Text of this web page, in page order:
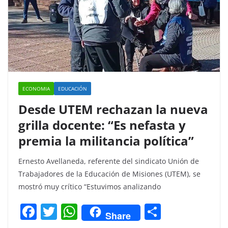
ECONOMIA EDUCACIÓN
Desde UTEM rechazan la nueva
grilla docente: “Es nefasta y
premia la militancia política”
Ernesto Avellaneda, referente del sindicato Unión de
Trabajadores de la Educación de Misiones (UTEM), se
mostró muy crítico “Estuvimos analizando
F T W Share